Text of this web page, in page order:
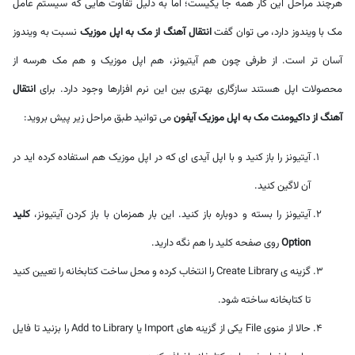
هرچند مراحل این کار همه جا یکیست؛ اما به دلیل تفاوت هایی که سیستم عامل
مک با ویندوز دارد، می توان گفتانتقال آهنگ از مک به اپل موزیک نسبت به ویندوز
آسان تر است. از طرفی چون هم آیتیونز، هم اپل موزیک و هم مک هرسه از
محصولات اپل هستند سازگاری بهتری بین این نرم افزارها وجود دارد. برای انتقال
آهنگ از داکیومنت مک به اپل موزیک آیفونمی توانید طبق مراحل زیر پیش بروید:
آیتیونز را باز کنید و با اپل آیدی ای که در اپل موزیک هم استفاده کرده اید در
آن لاگین کنید.
آیتیونز را بسته و دوباره باز کنید. این بار همزمان با باز کردن آیتیونز، کلید
Optionروی صفحه کلید را هم نگه دارید.
گزینه ی Create Library را انتخاب کرده و محل ساخت کتابخانه را تعیین کنید
تا کتابخانه ساخته شود.
حالا از منوی File یکی از گزینه های Import یا Add to Library را بزنید تا فایل